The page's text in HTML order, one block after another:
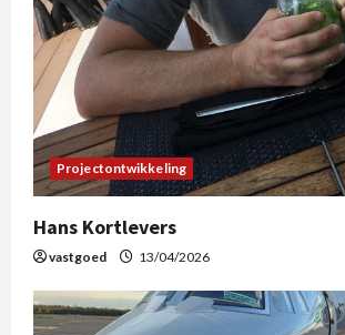
Projectontwikkeling
Hans Kortlevers
vastgoed 13/04/2026